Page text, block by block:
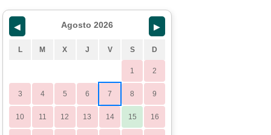
◀ Agosto 2026 ▶
L M X J V S D
1 2
3 4 5 6 7 8 9
10 11 12 13 14 15 16